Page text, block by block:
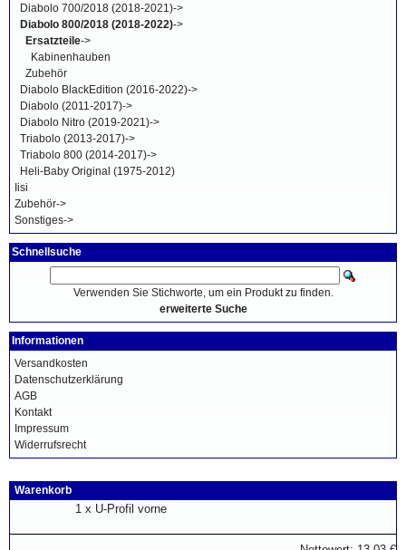
Diabolo 700/2018 (2018-2021)->
Diabolo 800/2018 (2018-2022)->
Ersatzteile->
Kabinenhauben
Zubehör
Diabolo BlackEdition (2016-2022)->
Diabolo (2011-2017)->
Diabolo Nitro (2019-2021)->
Triabolo (2013-2017)->
Triabolo 800 (2014-2017)->
Heli-Baby Original (1975-2012)
Iisi
Zubehör->
Sonstiges->
Schnellsuche
Verwenden Sie Stichworte, um ein Produkt zu finden.
erweiterte Suche
Informationen
Versandkosten
Datenschutzerklärung
AGB
Kontakt
Impressum
Widerrufsrecht
Warenkorb
1 x U-Profil vorne